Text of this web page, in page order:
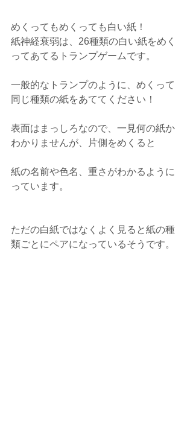
めくってもめくっても白い紙！
紙神経衰弱は、26種類の白い紙をめく
ってあてるトランプゲームです。
一般的なトランプのように、めくって
同じ種類の紙をあててください！
表面はまっしろなので、一見何の紙か
わかりませんが、片側をめくると
紙の名前や色名、重さがわかるように
っています。
ただの白紙ではなくよく見ると紙の種
類ごとにペアになっているそうです。